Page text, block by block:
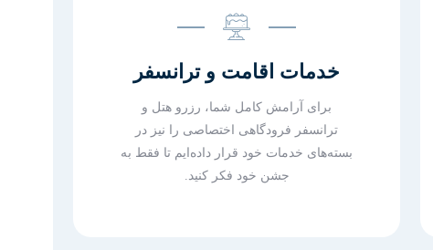
خدمات اقامت و ترانسفر
برای آرامش کامل شما، رزرو هتل و
ترانسفر فرودگاهی اختصاصی را نیز در
بسته‌های خدمات خود قرار داده‌ایم تا فقط به
جشن خود فکر کنید.